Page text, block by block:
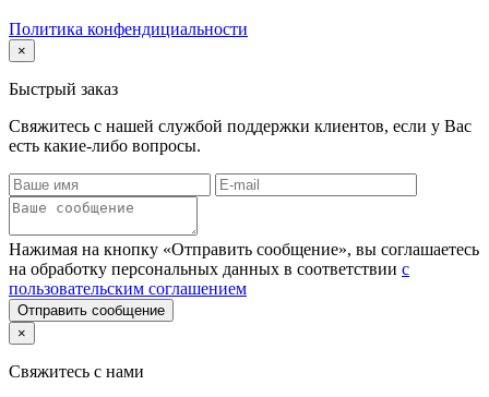
Политика конфендициальности
×
Быстрый заказ
Свяжитесь с нашей службой поддержки клиентов, если у Вас
есть какие-либо вопросы.
Нажимая на кнопку «Отправить сообщение», вы соглашаетесь
на обработку персональных данных в соответствии с
пользовательским соглашением
Отправить сообщение
×
Свяжитесь с нами